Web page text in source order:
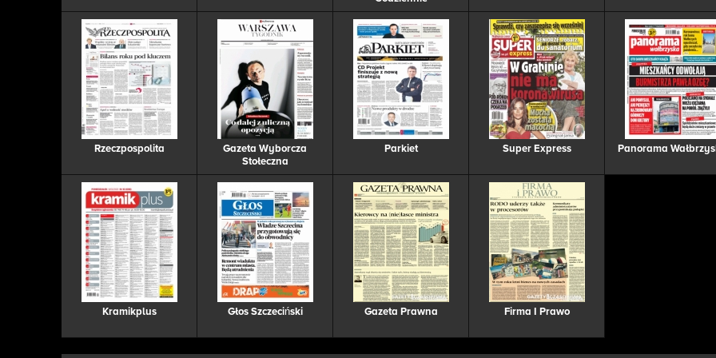
Rzeczpospolita
Gazeta Wyborcza
Stołeczna
Parkiet Super Express Panorama
Kramikplus Głos Szczeciński Gazeta Prawna Firma I Prawo